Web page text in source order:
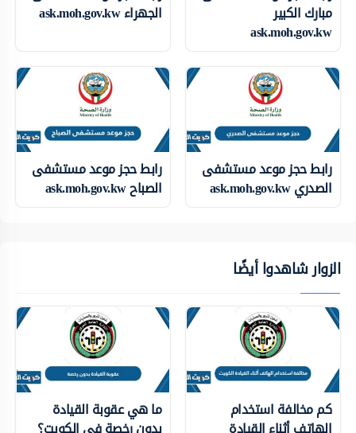
مبارك الكبير
ask.moh.gov.kw
الجهراء ask.moh.gov.kw
رابط حجز موعد مستشفى
الصدري ask.moh.gov.kw
رابط حجز موعد مستشفى
الصباح ask.moh.gov.kw
الزوار شاهدوا أيضًا
كم مخالفة استخدام ما هي عقوبة القيادة